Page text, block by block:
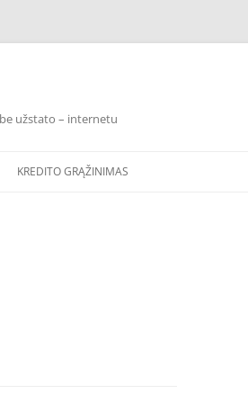
užstato – internetu
KREDITO GRĄŽINIMAS